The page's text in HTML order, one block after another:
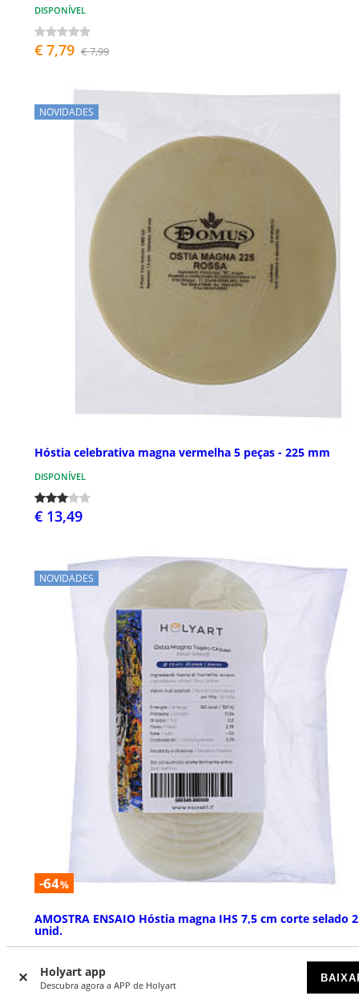
Holyart app
Descubra agora a APP de Holyart
DISPONÍVEL
€ 7,79 € 7,99
NOVIDADES
Hóstia celebrativa magna vermelha 5 peças - 225 mm
DISPONÍVEL
€ 13,49
NOVIDADES
-64%
AMOSTRA ENSAIO Hóstia magna IHS 7,5 cm corte selado
unid.
€ 1,00 € 2,79